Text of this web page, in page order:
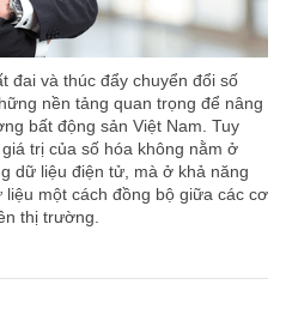
đai và thúc đẩy chuyển đổi số
nền tảng quan trọng để nâng
bất động sản Việt Nam. Tuy
trị của số hóa không nằm ở
dữ liệu điện tử, mà ở khả năng
một cách đồng bộ giữa các cơ
thị trường.